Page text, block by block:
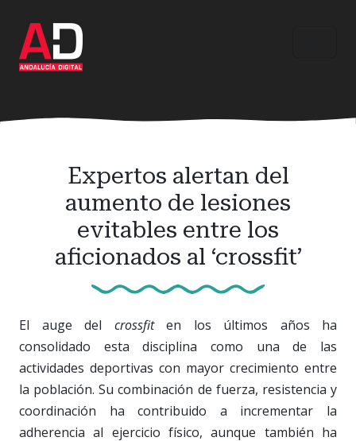
contenido
principal
Expertos alertan del
aumento de lesiones
evitables entre los
aficionados al ‘crossfit’
El auge del crossfiten los últimos años ha
consolidado esta disciplina como una de las
actividades deportivas con mayor crecimiento entre
la población. Su combinación de fuerza, resistencia y
coordinación ha contribuido a incrementar la
adherencia al ejercicio físico, aunque también ha